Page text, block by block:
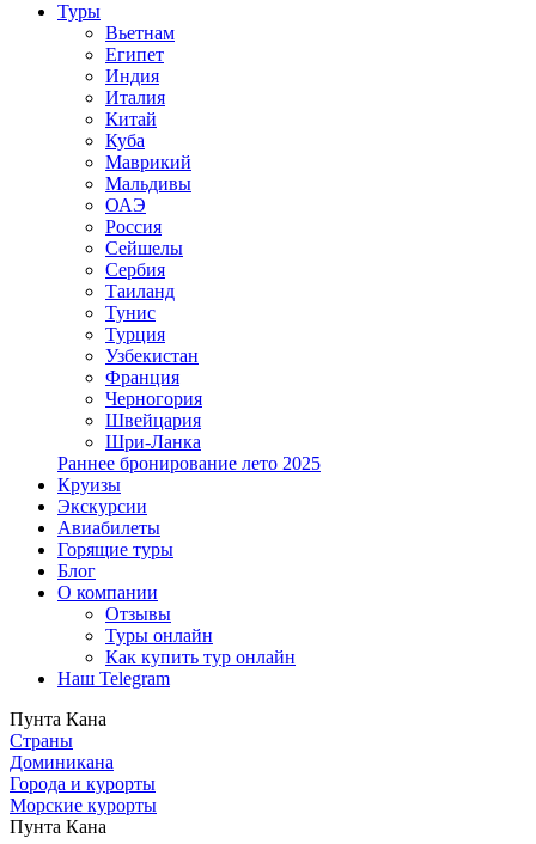
Туры
Вьетнам
Египет
Индия
Италия
Китай
Куба
Маврикий
Мальдивы
ОАЭ
Россия
Сейшелы
Сербия
Таиланд
Тунис
Турция
Узбекистан
Франция
Черногория
Швейцария
Шри-Ланка
Раннее бронирование лето 2025
Круизы
Экскурсии
Авиабилеты
Горящие туры
Блог
О компании
Отзывы
Туры онлайн
Как купить тур онлайн
Наш Telegram
Пунта Кана
Страны
Доминикана
Города и курорты
Морские курорты
Пунта Кана